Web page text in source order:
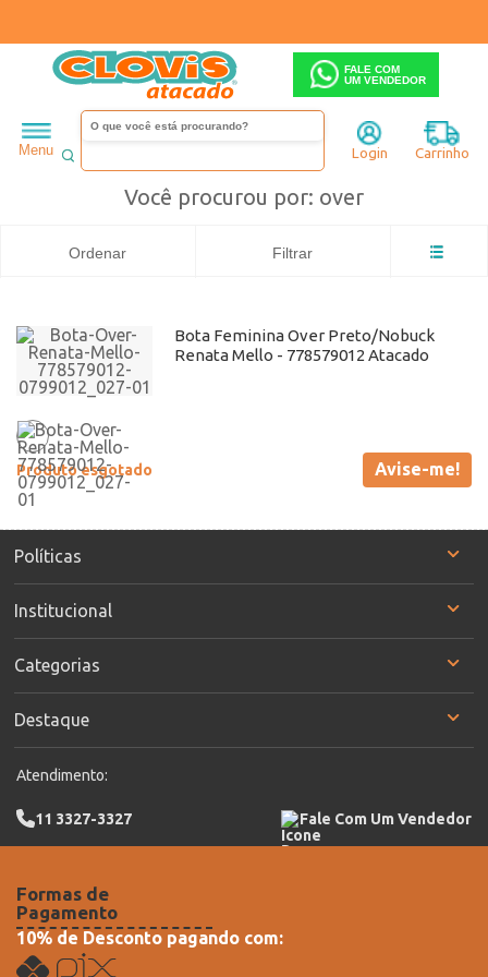
FALE COM
UM VENDEDOR
Menu Login Carrinho
Feminino Bota Cano alto
x
Renata mello
Você procurou por: over
Ordenar Filtrar
Bota Feminina Over Preto/Nobuck
Renata Mello - 778579012 Atacado
Produto esgotado Avise-me!
Políticas
Institucional
Categorias
Destaque
Atendimento:
11 3327-3327 Fale Com Um Vendedor
Formas de
Pagamento
10% de Desconto pagando com: